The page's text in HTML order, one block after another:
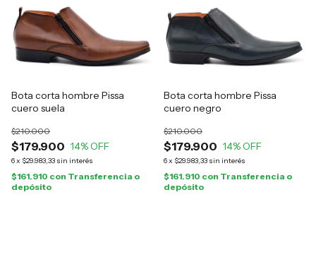
Bota corta hombre Pissa
cuero suela
$179.900
$210.000
14% OFF
6x $29.983,33 sin interés
$161.910 con Transferencia o
depósito
Bota corta hombre Pissa
cuero negro
$179.900
$210.000
14% OFF
6x $29.983,33 sin interés
$161.910 con Transferencia o
depósito